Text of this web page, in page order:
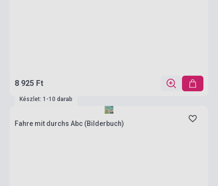
8 925 Ft
Készlet: 1-10 darab
Fahre mit durchs Abc (Bilderbuch)